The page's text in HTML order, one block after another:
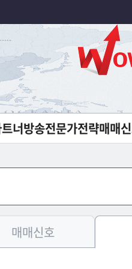
너방송전문가전략매매
매매신호